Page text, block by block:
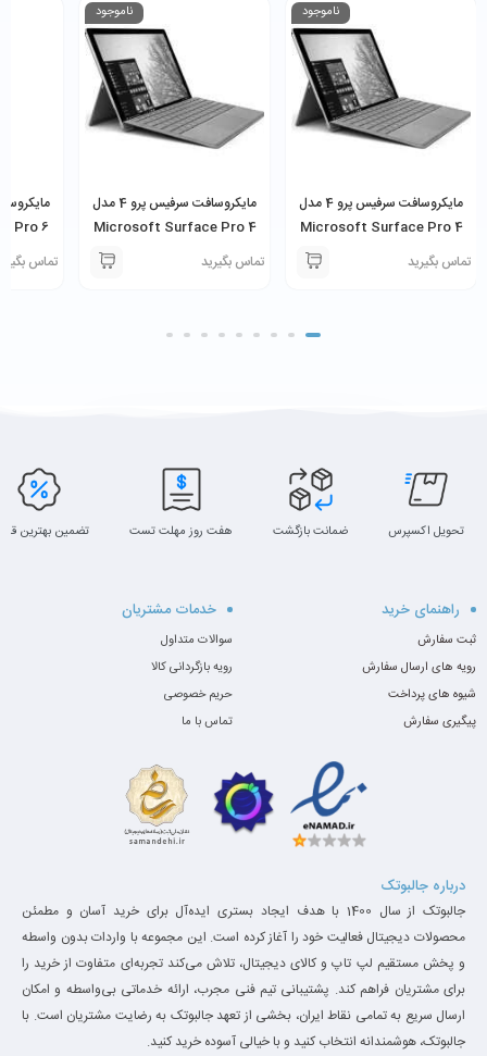
ناموجود
‎مایکروسافت سرفیس پرو 4 مدل
Microsoft Surface Pro 4
Core i7-6650U 16GB
256GB SSD
تماس بگیرید
ناموجود
‎مایکروسافت سرفیس پرو 4 مدل
Microsoft Surface Pro 4
Core i7-6650U 8GB
256GB SSD
تماس بگیرید
Pro 6
تماس
تحویل اکسپرس ضمانت بازگشت هفت روز مهلت تست تضمین بهترین
راهنمای خرید
ثبت سفارش
رویه های ارسال سفارش
شیوه های پرداخت
پیگیری سفارش
خدمات مشتریان
سوالات متداول
رویه بازگردانی کالا
حریم خصوصی
تماس با ما
درباره جالبوتک
جالبوتک از سال 1400 با هدف ایجاد بستری ایده‌آل برای خرید آسان و مطمئن
محصولات دیجیتال فعالیت خود را آغاز کرده است. این مجموعه با واردات بدون واسطه
و پخش مستقیم لپ تاپ و کالای دیجیتال، تلاش می‌کند تجربه‌ای متفاوت از خرید را
برای مشتریان فراهم کند. پشتیبانی تیم فنی مجرب، ارائه خدماتی بی‌واسطه و امکان
ارسال سریع به تمامی نقاط ایران، بخشی از تعهد جالبوتک به رضایت مشتریان است. با
جالبوتک، هوشمندانه انتخاب کنید و با خیالی آسوده خرید کنید.